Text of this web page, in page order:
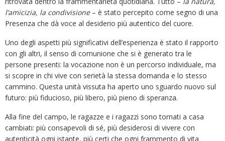
l’amicizia, la condivisione– è stato percepito come segno di una
Presenza che dà voce al desiderio più autentico del cuore.
Uno degli aspetti più significativi dell’esperienza è stato il rapporto
con gli altri, il senso di comunione che si è generato tra le
persone presenti: la vocazione non è un percorso individuale, ma
si scopre in chi vive con serietà la stessa domanda e lo stesso
cammino. Questa unità vissuta ha aperto uno sguardo nuovo sul
futuro: più fiducioso, più libero, più pieno di speranza.
Alla fine del campo, le ragazze e i ragazzi sono tornati a casa
cambiati: più consapevoli di sé, più desiderosi di vivere con
autenticità ogni istante, più certi che ogni frammento di vita